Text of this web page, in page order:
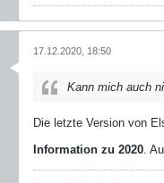
17.12.2020, 18:50
Kann mich auch
Die letzte Version von
Information zu 2020.